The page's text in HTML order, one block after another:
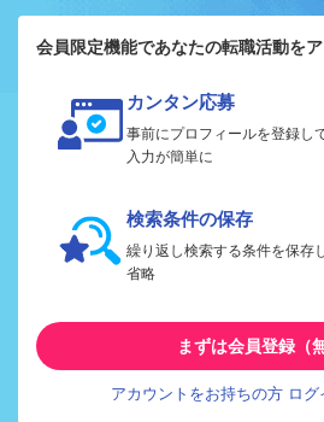
会員限定機能であなたの転職活動をア
カンタン応募
事前にプロフィールを登録し
入力が簡単に
検索条件の保存
繰り返し検索する条件を保存
省略
まずは会員登録（
アカウントをお持ちの方 ログ